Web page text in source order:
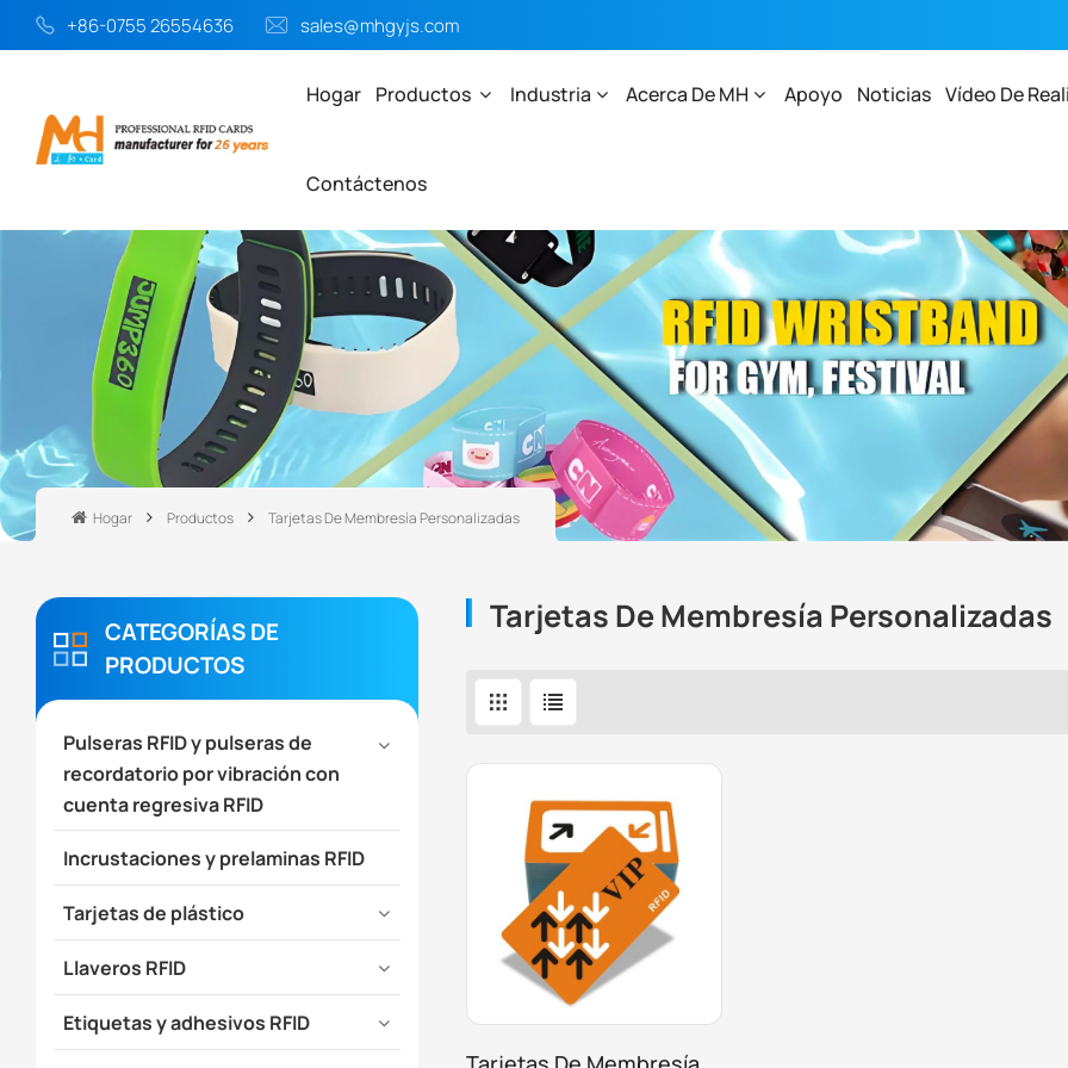
+86-0755 26554636 sales@mhgyjs.com
Hogar Productos Industria Acerca De MH Apoyo Noticias Vídeo De
Contáctenos
Hogar Productos Tarjetas De Membresía Personalizadas
CATEGORÍAS DE
PRODUCTOS
Pulseras RFID y pulseras de
recordatorio por vibración con
cuenta regresiva RFID
Incrustaciones y prelaminas RFID
Tarjetas de plástico
Llaveros RFID
Etiquetas y adhesivos RFID
Tarjetas De Membresía Personalizadas